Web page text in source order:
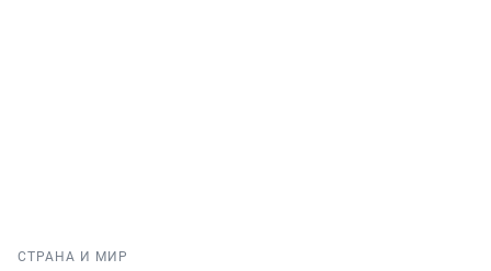
СТРАНА И МИР